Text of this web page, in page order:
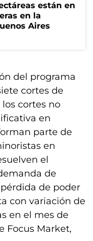
están en
en la
Aires
del programa
cortes de
cortes no
en
parte de
en
el
de
de poder
con variación de
en el mes de
Focus Market,